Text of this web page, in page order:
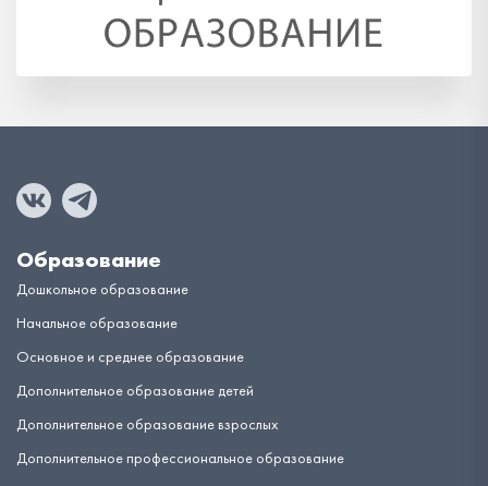
Образование
Дошкольное образование
Начальное образование
Основное и среднее образование
Дополнительное образование детей
Дополнительное образование взрослых
Дополнительное профессиональное образование